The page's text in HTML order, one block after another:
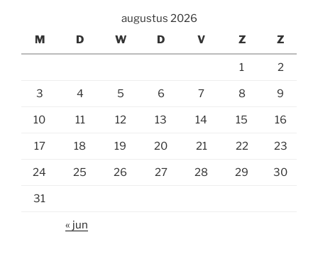
augustus 2026
M
D W D V Z Z
1 2
3 4 5 6 7 8 9
10 11 12 13 14 15 16
17 18 19 20 21 22 23
24 25 26 27 28 29 30
31
« jun